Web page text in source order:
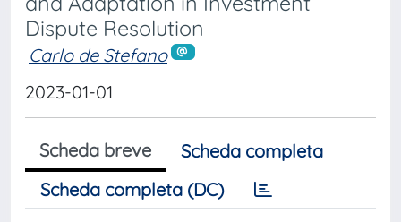
Dispute Resolution
Carlo de Stefano
2023-01-01
Scheda breve
Scheda completa
Scheda completa (DC)